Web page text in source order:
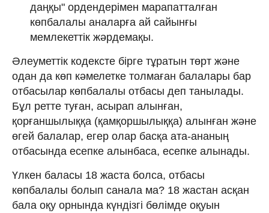
даңқы" ордендерімен марапатталған
көпбалалы аналарға ай сайынғы
мемлекеттік жәрдемақы.
Әлеуметтік кодексте бірге тұратын төрт және
одан да көп кәмелетке толмаған балалары бар
отбасылар көпбалалы отбасы деп танылады.
Бұл ретте туған, асырап алынған,
қорғаншылыққа (қамқоршылыққа) алынған және
өгей балалар, егер олар басқа ата-ананың
отбасында есепке алынбаса, есепке алынады.
Үлкен баласы 18 жаста болса, отбасы
көпбалалы болып санала ма? 18 жастан асқан
бала оқу орнында күндізгі бөлімде оқуын